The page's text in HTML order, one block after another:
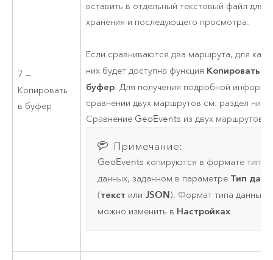
7 —
Копировать
в буфер
вставить в отдельный текстовый файл для
хранения и последующего просмотра.
Если сравниваются два маршрута, для
них будет доступна функция Копировать в
буфер. Для получения подробной
сравнении двух маршрутов см. раздел ниже
Сравнение GeoEvents из двух маршрутов.
Примечание:
GeoEvents копируются в формате типа
данных, заданном в параметре Тип
(текст или JSON). Формат типа данных
можно изменить в Настройках.